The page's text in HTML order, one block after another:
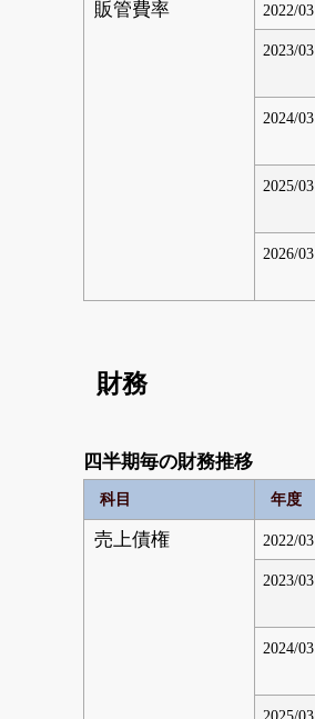
販管費率 2022/03
2023/03
2024/03
2025/03
2026/03
財務
四半期毎の財務推移
科目 年度
売上債権 2022/03
2023/03
2024/03